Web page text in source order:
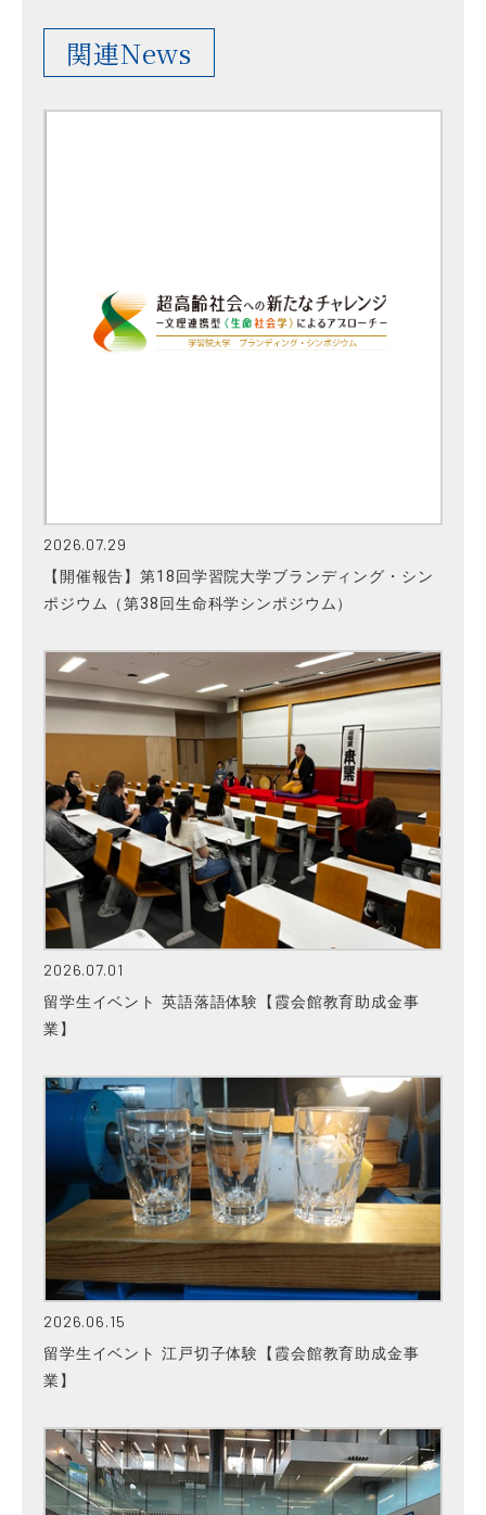
関連News
2026.07.29
【開催報告】第18回学習院大学ブランディング・シン
ポジウム（第38回生命科学シンポジウム）
2026.07.01
留学生イベント 英語落語体験【霞会館教育助成金事
業】
2026.06.15
留学生イベント 江戸切子体験【霞会館教育助成金事
業】